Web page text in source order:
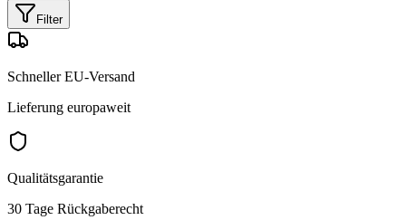
Filter
Schneller EU-Versand
Lieferung europaweit
Qualitätsgarantie
30 Tage Rückgaberecht